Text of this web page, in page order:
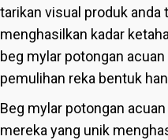
tarikan visual produk
menghasilkan kadar
beg mylar potongan
pemulihan reka bentuk
Beg mylar potongan
mereka yang unik